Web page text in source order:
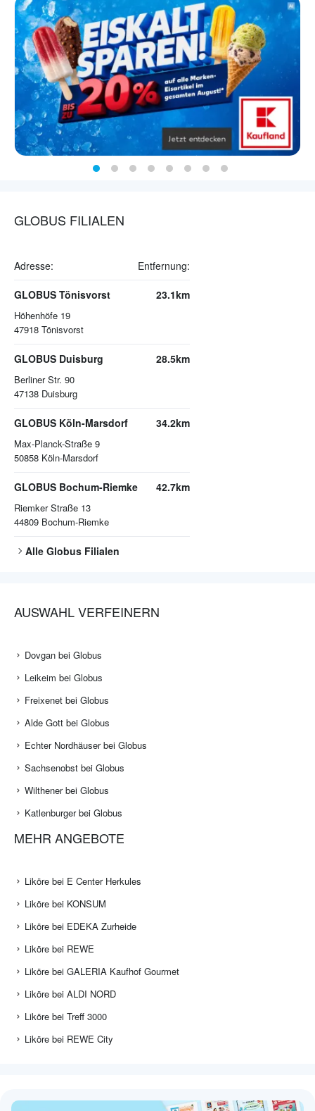
GLOBUS FILIALEN
Adresse: Entfernung:
GLOBUS Tönisvorst
Höhenhöfe 19
47918 Tönisvorst
23.1km
GLOBUS Duisburg
Berliner Str. 90
47138 Duisburg
28.5km
GLOBUS Köln-Marsdorf
Max-Planck-Straße 9
50858 Köln-Marsdorf
34.2km
GLOBUS Bochum-Riemke
Riemker Straße 13
44809 Bochum-Riemke
42.7km
Alle Globus Filialen
AUSWAHL VERFEINERN
Dovgan bei Globus
Leikeim bei Globus
Freixenet bei Globus
Alde Gott bei Globus
Echter Nordhäuser bei Globus
Sachsenobst bei Globus
Wilthener bei Globus
Katlenburger bei Globus
MEHR ANGEBOTE
Liköre bei E Center Herkules
Liköre bei KONSUM
Liköre bei EDEKA Zurheide
Liköre bei REWE
Liköre bei GALERIA Kaufhof Gourmet
Liköre bei ALDI NORD
Liköre bei Treff 3000
Liköre bei REWE City